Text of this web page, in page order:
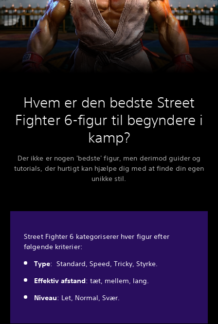
Hvem er den bedste Street
Fighter 6-figur til begyndere i
kamp?
Der ikke er nogen 'bedste' figur, men derimod guider og
tutorials, der hurtigt kan hjælpe dig med at finde din egen
unikke stil.
Street Fighter 6 kategoriserer hver figur efter
følgende kriterier:
Type: Standard, Speed, Tricky, Styrke.
Effektiv afstand: tæt, mellem, lang.
Niveau: Let, Normal, Svær.